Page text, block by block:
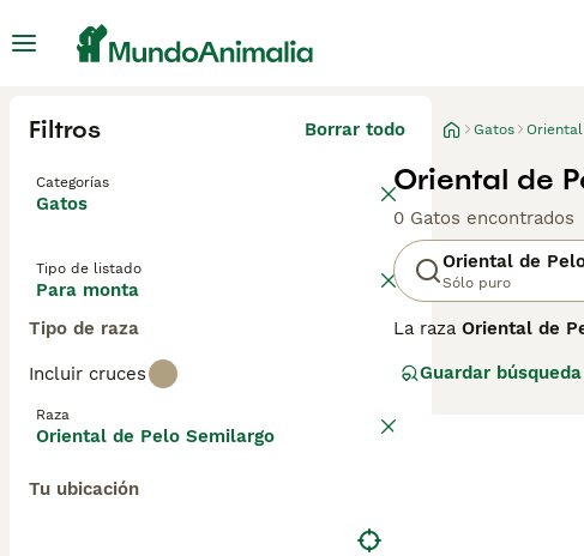
Filtros Borrar todo
Categorías
Gatos
Tipo de listado
Para monta
Tipo de raza
Incluir cruces
Raza
Oriental de Pelo Semilargo
Tu ubicación
Gatos
Oriental de
0 Gatos encontrados
Oriental de
Sólo puro
La raza Oriental de
destaca por su
almendrados
necesita constante
sencillo aunque
resaltar «gatos pelo
perfecto para
Guardar búsqueda